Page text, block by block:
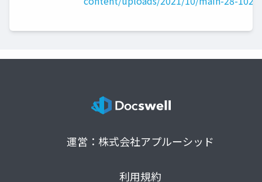
運営：株式会社アプルーシッド
利用規約